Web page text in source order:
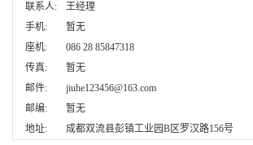
联系人:
王经理
手机:
暂无
座机:
086 28 85847318
传真:
暂无
邮件:
jiuhe123456@163.com
邮编:
暂无
地址:
成都双流县彭镇工业园B区罗汉路156号